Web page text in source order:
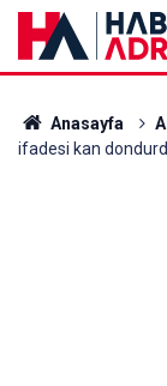
Anasayfa
ifadesi kan